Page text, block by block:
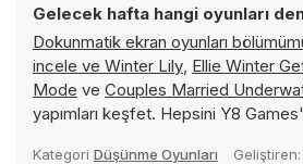
Gelecek hafta hangi oyunları
Dokunmatik ekran oyunları
incele ve Winter Lily, Ellie Winter
Mode ve Couples Married
yapımları keşfet. Hepsini Y8
Kategori Düşünme Oyunları Geliştiren: